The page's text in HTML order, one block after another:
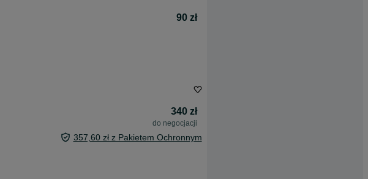
90 zł
340 zł
do negocjacji
357,60 zł z Pakietem Ochronnym